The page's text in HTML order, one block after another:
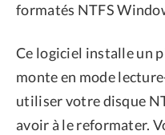
formatés NTFS
Ce logiciel installe un
monte en mode
utiliser votre disque
avoir à le reformater.